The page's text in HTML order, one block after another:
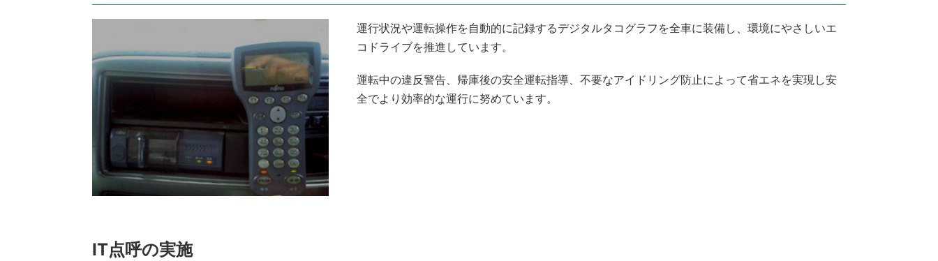
運行状況や運転操作を自動的に記録するデジタルタコグラフを全車に装備し、環境にやさしいエ
コドライブを推進しています。
運転中の違反警告、帰庫後の安全運転指導、不要なアイドリング防止によって省エネを実現し安
全でより効率的な運行に努めています。
IT点呼の実施